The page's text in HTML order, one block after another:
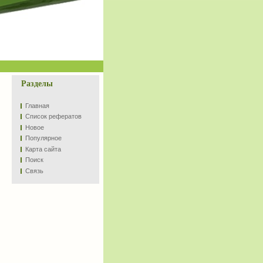
Разделы
Главная
Список рефератов
Новое
Популярное
Карта сайта
Поиск
Связь